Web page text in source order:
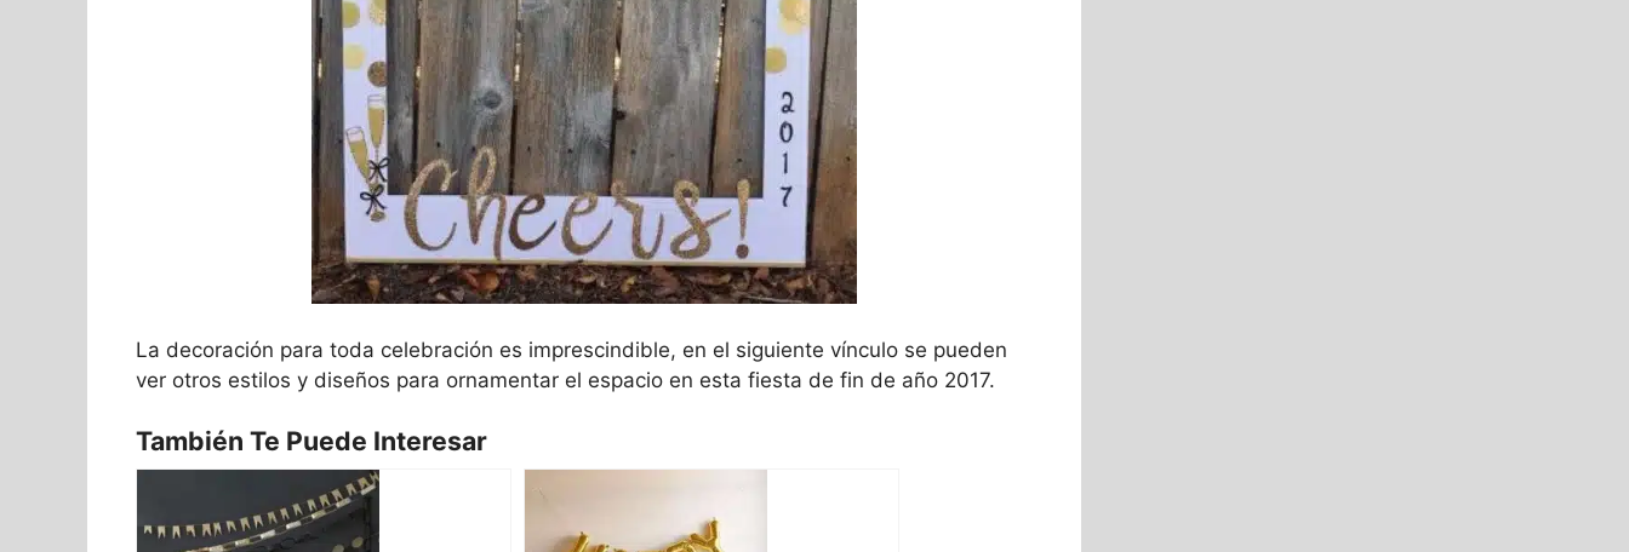
La decoración para toda celebración es imprescindible, en el siguiente vínculo se pueden
ver otros estilos y diseños para ornamentar el espacio en esta fiesta de fin de año 2017.
También Te Puede Interesar